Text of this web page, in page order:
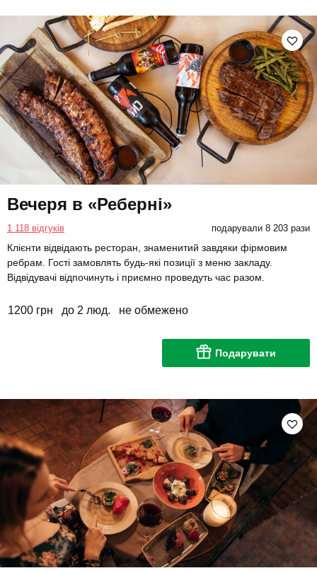
Вечеря в «Реберні»
1 118 відгуків подарували 8 203 рази
Клієнти відвідають ресторан, знаменитий завдяки фірмовим
ребрам. Гості замовлять будь-які позиції з меню закладу.
Відвідувачі відпочинуть і приємно проведуть час разом.
1200 грн до 2 люд. не обмежено
Подарувати